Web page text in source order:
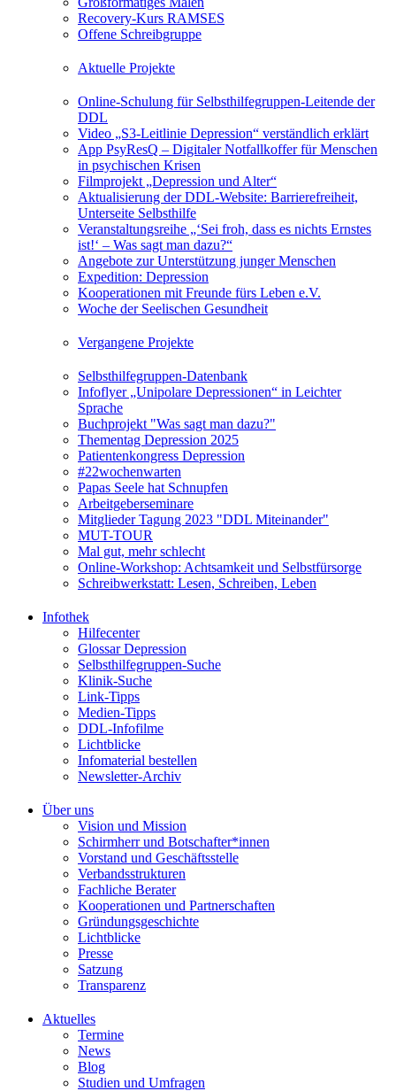
Recovery-Kurs RAMSES
Offene Schreibgruppe
Aktuelle Projekte
Online-Schulung für Selbsthilfegruppen-Leitende der
DDL
Video „S3-Leitlinie Depression“ verständlich erklärt
App PsyResQ – Digitaler Notfallkoffer für Menschen
in psychischen Krisen
Filmprojekt „Depression und Alter“
Aktualisierung der DDL-Website: Barrierefreiheit,
Unterseite Selbsthilfe
Veranstaltungsreihe „‘Sei froh, dass es nichts Ernstes
ist!‘ – Was sagt man dazu?“
Angebote zur Unterstützung junger Menschen
Expedition: Depression
Kooperationen mit Freunde fürs Leben e.V.
Woche der Seelischen Gesundheit
Vergangene Projekte
Selbsthilfegruppen-Datenbank
Infoflyer „Unipolare Depressionen“ in Leichter
Sprache
Buchprojekt "Was sagt man dazu?"
Thementag Depression 2025
Patientenkongress Depression
#22wochenwarten
Papas Seele hat Schnupfen
Arbeitgeberseminare
Mitglieder Tagung 2023 "DDL Miteinander"
MUT-TOUR
Mal gut, mehr schlecht
Online-Workshop: Achtsamkeit und Selbstfürsorge
Schreibwerkstatt: Lesen, Schreiben, Leben
Infothek
Hilfecenter
Glossar Depression
Selbsthilfegruppen-Suche
Klinik-Suche
Link-Tipps
Medien-Tipps
DDL-Infofilme
Lichtblicke
Infomaterial bestellen
Newsletter-Archiv
Über uns
Vision und Mission
Schirmherr und Botschafter*innen
Vorstand und Geschäftsstelle
Verbandsstrukturen
Fachliche Berater
Kooperationen und Partnerschaften
Gründungsgeschichte
Lichtblicke
Presse
Satzung
Transparenz
Aktuelles
Termine
News
Blog
Studien und Umfragen